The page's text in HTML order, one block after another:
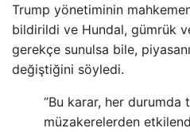
Trump yönetiminin
bildirildi ve Hundal, gümrük
gerekçe sunulsa bile,
değiştiğini söyledi.
“Bu karar, her durumda
müzakerelerden